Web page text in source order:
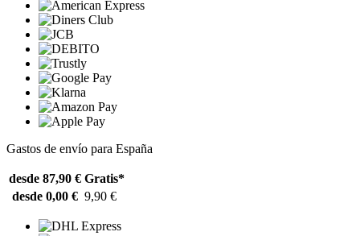
Gastos de envío para España
desde 87,90 € Gratis*
desde 0,00 € 9,90 €